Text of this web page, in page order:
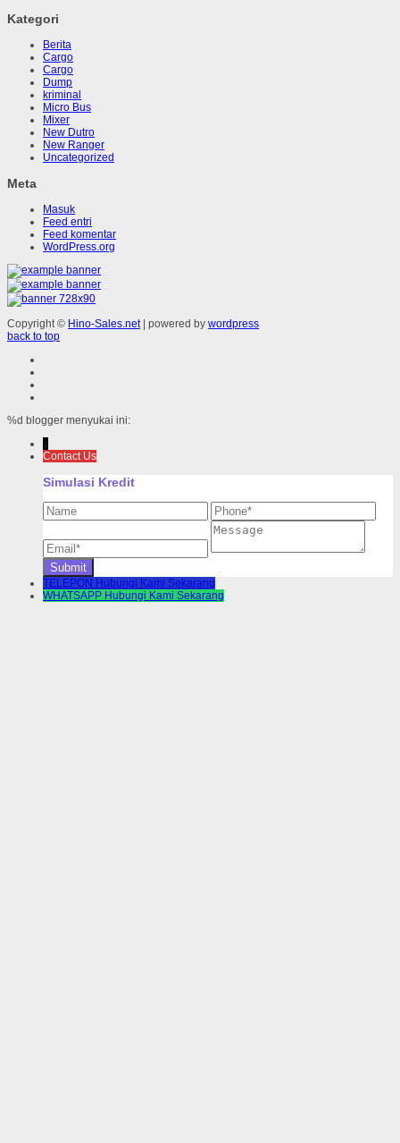
Kategori
Berita
Cargo
Cargo
Dump
kriminal
Micro Bus
Mixer
New Dutro
New Ranger
Uncategorized
Meta
Masuk
Feed entri
Feed komentar
WordPress.org
Copyright © Hino-Sales.net| powered by wordpress
back to top
%d blogger menyukai ini:
↓
Contact Us
Simulasi Kredit
TELEPON Hubungi Kami Sekarang
WHATSAPP Hubungi Kami Sekarang